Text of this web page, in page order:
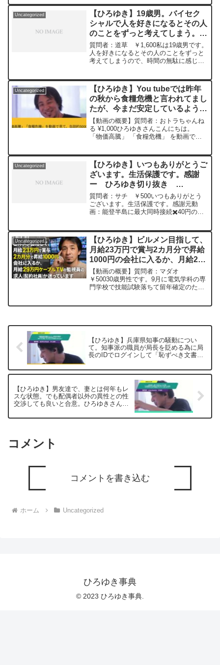
2024/01/11 J22
https://www.youtube.com/watch?
v=1_qiOcWAC6A&t=8068s****************
**************************ひろゆきさんの動
画で、寄せられた質問について、一問一
答形式にしてみました。過去にこんな質
問してるかな？と気になったことがあれ
ば、下記のサイトから検索してみてくだ
プロードしていきますので、使いやすい
と感じて頂けたら、いいね！やチャンネ
ル登録をよろしくお願いします。
んか？中華ソシャゲは声優が靖国参拝で
干された事例があります。一方でロシア
のゲームはウクライナ戦争中でもアメリ
カ国内からまだ遊べたりします。『戦争
なくてもどうせ数年でサ終じゃん』とも
言えますが…ひろゆきさんの意見を聞き
たいです。元動画：能登半島に最大同時
接続✖️40円の寄付をするよ、その３。
V23
https://www.youtube.com/watch?
v=c6MzCMgzBqw***************************
***************ひろゆきさんの動画で、寄
せられた質問について、一問一答形式に
してみました。過去にこんな質問してる
かな？と気になったことがあれば、下記
のサイトから検索してみてください。
ドしていきますので、使いやすいと感じ
て頂けたら、いいね！やチャンネル登録
をよろしくお願いします。
Uncategorized
【ひろゆき】19歳男。バイセク
シャルで人を好きになるとその人
のことをずっと考えてしまう。恋
愛関係に発展しない。人を好きに
なるメリットはある？ー ひろゆ
き切り抜き 20241008
質問者：道草 ￥1,600私は19歳男です。
人を好きになるとその人のことをずっと
考えてしまうので、時間の無駄に感じま
す。どうせ恋愛関係に発展しないので人
を好きになるのを時...
Uncategorized
【ひろゆき】You tubeでは昨年
の秋から食糧危機と言われてまし
たが、今まだ安定しているようで
す。その時がやって来た場合、ど
れくらいのスパンで起きると思わ
れますか?ーひろゆき切り抜き
【動画の概要】質問者：おトラちゃんね
る ¥1,000ひろゆきさんこんにちは。
「物価高騰」 「食糧危機」 を動画で見
個、 カセットガス用ストーブや発電機
な...
Uncategorized
【ひろゆき】いつもありがとうご
ざいます。生活保護です。感謝
ー ひろゆき切り抜き
20240112
質問者：サチ ￥500いつもありがとう
ございます。生活保護です。感謝元動
画：能登半島に最大同時接続✖️40円の寄
https://www.youtube.com/watch?
v=c6MzCMgzBqw***************************
***************ひろゆきさんの動画で、寄
せられた質問について、一問一答形式に
してみました。過去にこんな質問してる
かな？と気になったことがあれば、下記
のサイトから検索してみてください。
https://hiroyuki-ziten.com/できるだけ、
ドしていきますので、使いやすいと感じ
Uncategorized
【ひろゆき】ビルメン目指して、
月給23万円で賞与2カ月分で昇給
1000円の会社に入るか、月給29
万円ケーブルTVの監 視員の求
人(⁠契約社員)か迷っていますー
ひろゆき切り抜き 20250915
【動画の概要】質問者：マダオ
￥50030歳男性です。9月に電気学科の専
門学校で技能試験落ちて留年確定のた
【ひろゆき】兵庫県知事の騒動につい
て。知事派の職員が局長を貶める為に局
長のIDでログインして「恥ずべき文書」
ろゆき切り抜き 20250604
【ひろゆき】男友達で、妻とは何年もレ
スな状態。でも配偶者以外の異性との性
交渉しても良いと合意。ひろゆきさんは
ひろゆき切り抜き 20250604
コメント
コメントを書き込む
ホーム Uncategorized
ひろゆき事典
© 2023 ひろゆき事典.